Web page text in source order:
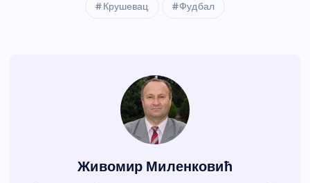
Крушевац Фудбал
Живомир Миленковић